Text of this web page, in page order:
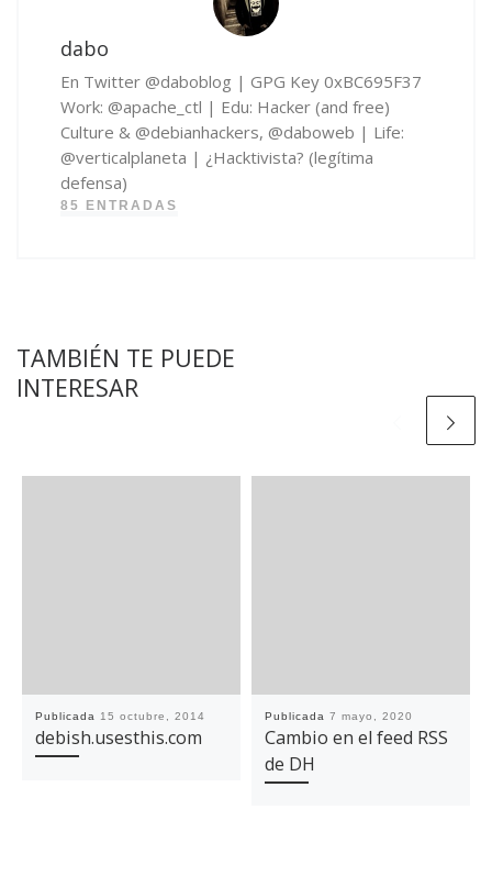
dabo
En Twitter @daboblog | GPG Key 0xBC695F37
Work: @apache_ctl | Edu: Hacker (and free)
Culture & @debianhackers, @daboweb | Life:
@verticalplaneta | ¿Hacktivista? (legítima
defensa)
85 ENTRADAS
TAMBIÉN TE PUEDE
INTERESAR
Publicada 15 octubre, 2014
debish.usesthis.com
Publicada 7 mayo, 2020
Cambio en el feed RSS
de DH